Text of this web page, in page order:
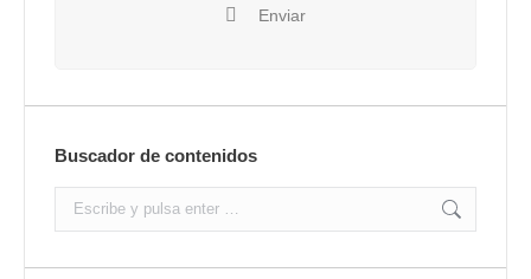
Enviar
Buscador de contenidos